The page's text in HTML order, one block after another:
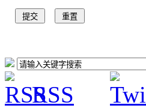
RSS